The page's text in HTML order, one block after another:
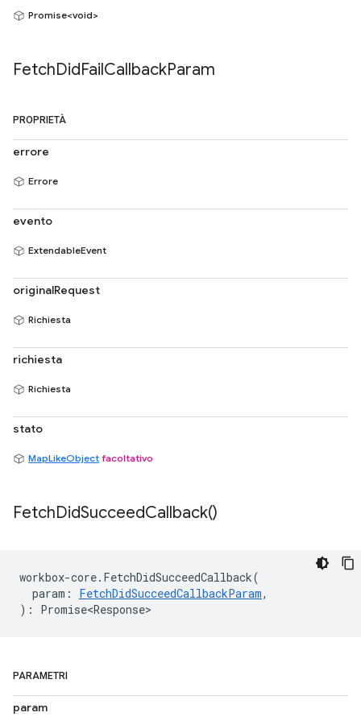
Promise<void>
FetchDidFailCallbackParam
PROPRIETÀ
errore
Errore
evento
ExtendableEvent
originalRequest
Richiesta
richiesta
Richiesta
stato
MapLikeObject facoltativo
FetchDidSucceedCallback()
workbox-core. FetchDidSucceedCallback(
param : FetchDidSucceedCallbackParam,
) : Promise<Response>
PARAMETRI
param